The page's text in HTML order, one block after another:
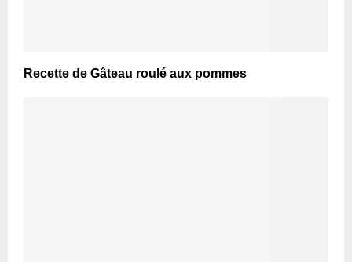
Recette de Gâteau roulé aux pommes